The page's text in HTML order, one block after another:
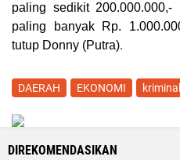
paling sedikit
paling banyak Rp.
tutup Donny (Putra).
DAERAH EKONOMI kriminal
DIREKOMENDASIKAN